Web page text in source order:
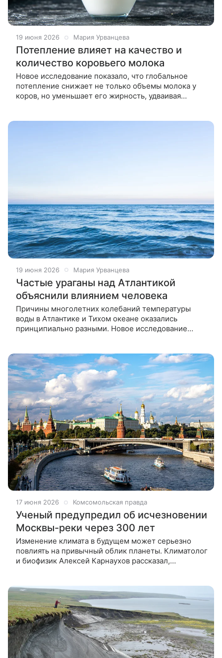
19 июня 2026 Мария Урванцева
Потепление влияет на качество и
количество коровьего молока
Новое исследование показало, что глобальное
потепление снижает не только объемы молока у
коров, но уменьшает его жирность, удваивая
19 июня 2026 Мария Урванцева
Частые ураганы над Атлантикой
объяснили влиянием человека
Причины многолетних колебаний температуры
воды в Атлантике и Тихом океане оказались
принципиально разными. Новое исследование
17 июня 2026 Комсомольская правда
Ученый предупредил об исчезновении
Москвы-реки через 300 лет
Изменение климата в будущем может серьезно
повлиять на привычный облик планеты. Климатолог
и биофизик Алексей Карнаухов рассказал,